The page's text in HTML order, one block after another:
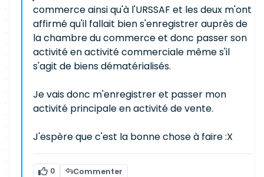
commerce ainsi qu'à l'URSSAF et les deux m'ont
affirmé qu'il fallait bien s'enregistrer auprès de
la chambre du commerce et donc passer son
activité en activité commerciale même s'il
s'agit de biens dématérialisés.
Je vais donc m'enregistrer et passer mon
activité principale en activité de vente.
J'espère que c'est la bonne chose à faire :X
0 Commenter